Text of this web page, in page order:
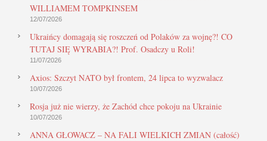
WILLIAMEM TOMPKINSEM
12/07/2026
Ukraińcy domagają się roszczeń od Polaków za wojnę?! CO
TUTAJ SIĘ WYRABIA?! Prof. Osadczy u Roli!
11/07/2026
Axios: Szczyt NATO był frontem, 24 lipca to wyzwalacz
10/07/2026
Rosja już nie wierzy, że Zachód chce pokoju na Ukrainie
10/07/2026
ANNA GŁOWACZ – NA FALI WIELKICH ZMIAN (całość)